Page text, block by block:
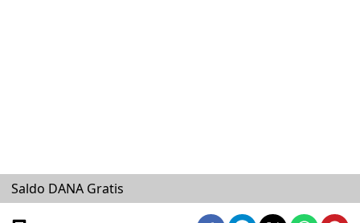
Saldo DANA Gratis